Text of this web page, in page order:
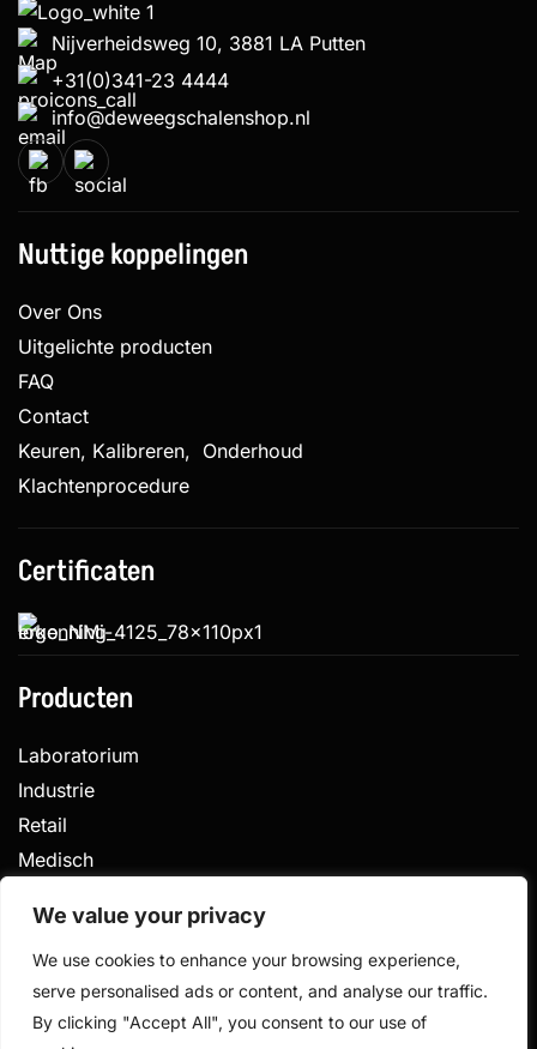
We value your privacy
We use cookies to enhance your browsing experience,
serve personalised ads or content, and analyse our traffic.
By clicking "Accept All", you consent to our use of
Nijverheidsweg 10, 3881 LA Putten
+31(0)341-23 4444
info@deweegschalenshop.nl
Nuttige koppelingen
Over Ons
Uitgelichte producten
FAQ
Contact
Keuren, Kalibreren, Onderhoud
Klachtenprocedure
Certificaten
Producten
Laboratorium
Industrie
Retail
Medisch
Privacy Algemene voorwaarden